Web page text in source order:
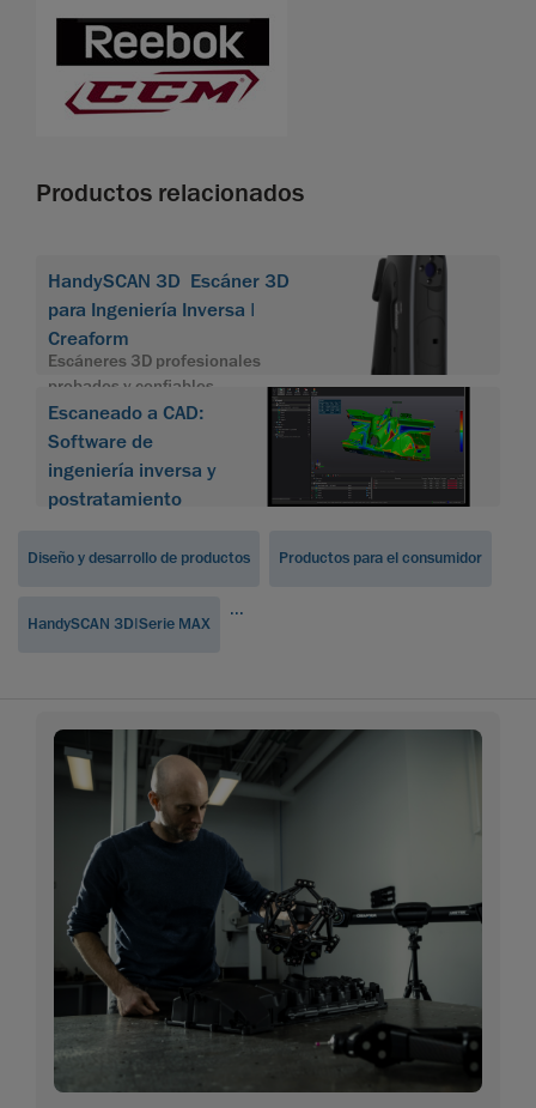
Productos relacionados
HandySCAN 3D Escáner 3D
para Ingeniería Inversa |
Creaform
Escáneres 3D profesionales
probados y confiables
Escaneado a CAD:
Software de
ingeniería inversa y
postratamiento
Diseño y desarrollo de productos Productos para el consumidor
HandySCAN 3D|Serie MAX
...